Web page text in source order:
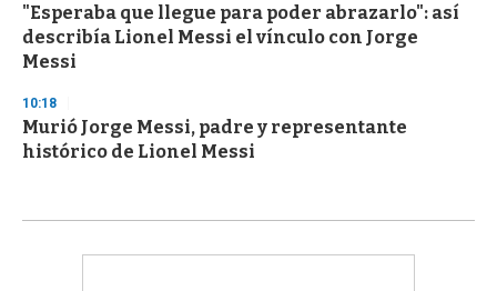
"Esperaba que llegue para poder abrazarlo": así
describía Lionel Messi el vínculo con Jorge
Messi
10:18
Murió Jorge Messi, padre y representante
histórico de Lionel Messi